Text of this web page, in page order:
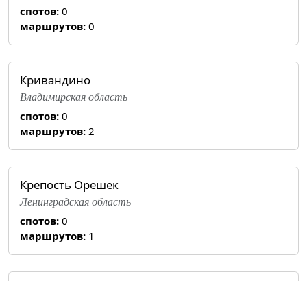
спотов: 0
маршрутов: 0
Кривандино
Владимирская область
спотов: 0
маршрутов: 2
Крепость Орешек
Ленинградская область
спотов: 0
маршрутов: 1